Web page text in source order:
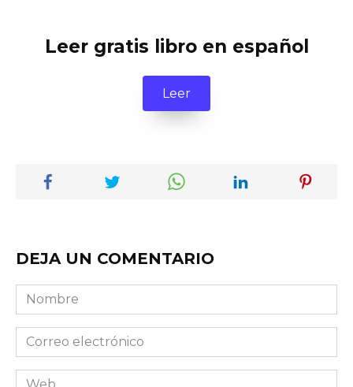
Leer gratis libro en español
Leer
DEJA UN COMENTARIO
Nombre
Correo
electrónico
Web